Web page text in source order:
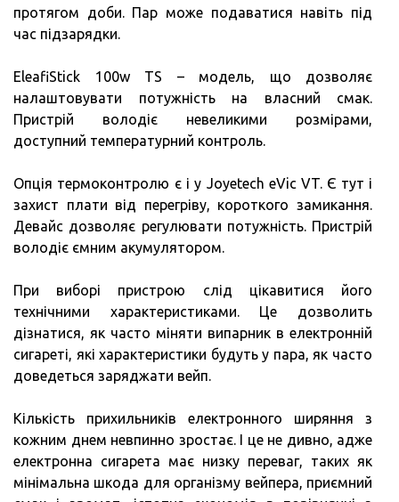
протягом доби. Пар може подаватися навіть під
час підзарядки.
EleafiStick 100w TS – модель, що дозволяє
налаштовувати потужність на власний смак.
Пристрій володіє невеликими розмірами,
доступний температурний контроль.
Опція термоконтролю є і у Joyetech eVic VT. Є тут і
захист плати від перегріву, короткого замикання.
Девайс дозволяє регулювати потужність. Пристрій
володіє ємним акумулятором.
При виборі пристрою слід цікавитися його
технічними характеристиками. Це дозволить
дізнатися, як часто міняти випарник в електронній
сигареті, які характеристики будуть у пара, як часто
доведеться заряджати вейп.
Кількість прихильників електронного ширяння з
кожним днем невпинно зростає. І це не дивно, адже
електронна сигарета має низку переваг, таких як
мінімальна шкода для організму вейпера, приємний